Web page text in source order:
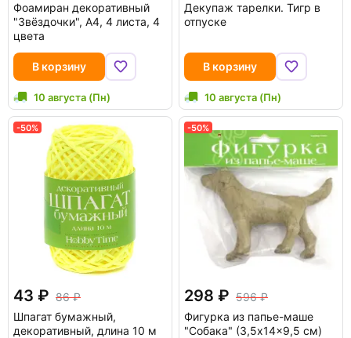
Фоамиран декоративный
"Звёздочки", А4, 4 листа, 4
цвета
В корзину
10 августа (Пн)
Декупаж тарелки. Тигр в
отпуске
В корзину
10 августа (Пн)
-50%
43
86
Шпагат бумажный,
декоративный, длина 10 м
-50%
298
596
Фигурка из папье-маше
"Собака" (3,5x14x9,5 см)